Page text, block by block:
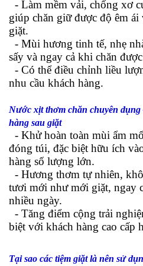
- Làm mềm vải, chống xơ
giúp chăn giữ được độ êm ái
giặt.
- Mùi hương tinh tế, nhẹ
sấy và ngay cả khi chăn
- Có thể điều chỉnh liều
nhu cầu khách hàng.
Nước xịt thơm chăn chuyên
hàng sau giặt
- Khử hoàn toàn mùi ẩm
đóng túi, đặc biệt hữu ích
hàng số lượng lớn.
- Hương thơm tự nhiên,
tươi mới như mới giặt, ngay
nhiều ngày.
- Tăng điểm cộng trải
biệt với khách hàng cao cấp
Tại sao các tiệm giặt là nên sử